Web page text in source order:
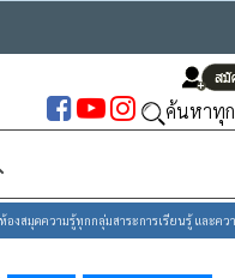
ค้นหาทุก
งสมุดความรู้ทุกกลุ่มสาระการเรียนรู้ และค